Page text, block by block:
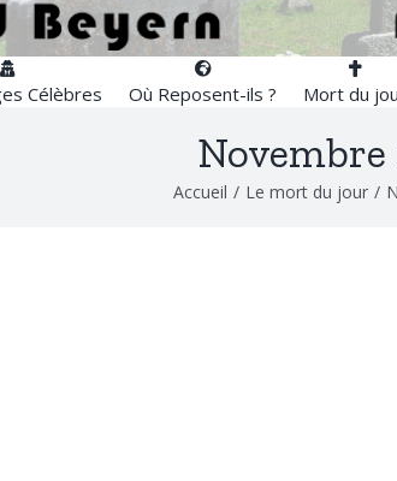
Célèbres Où Reposent-ils ? Mort du
Novembre
Accueil / Le mort du jour /